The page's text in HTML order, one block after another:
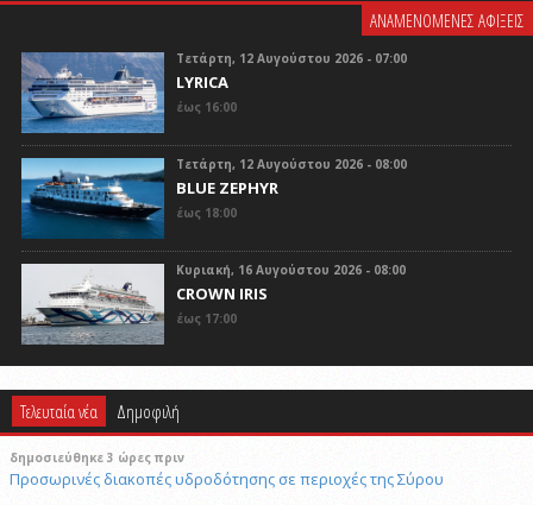
ΑΝΑΜΕΝΟΜΕΝΕΣ ΑΦΙΞΕΙΣ
Τετάρτη, 12 Αυγούστου 2026 - 07:00
LYRICA
έως 16:00
Τετάρτη, 12 Αυγούστου 2026 - 08:00
BLUE ZEPHYR
έως 18:00
Κυριακή, 16 Αυγούστου 2026 - 08:00
CROWN IRIS
έως 17:00
Τελευταία νέα Δημοφιλή
δημοσιεύθηκε 3 ώρες πριν
Προσωρινές διακοπές υδροδότησης σε περιοχές της Σύρου